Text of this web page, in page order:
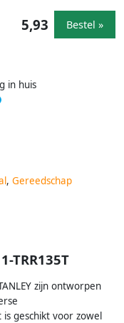
in huis
5,93 Bestel »
, Gereedschap
TRR135T
zijn ontworpen
geschikt voor zowel